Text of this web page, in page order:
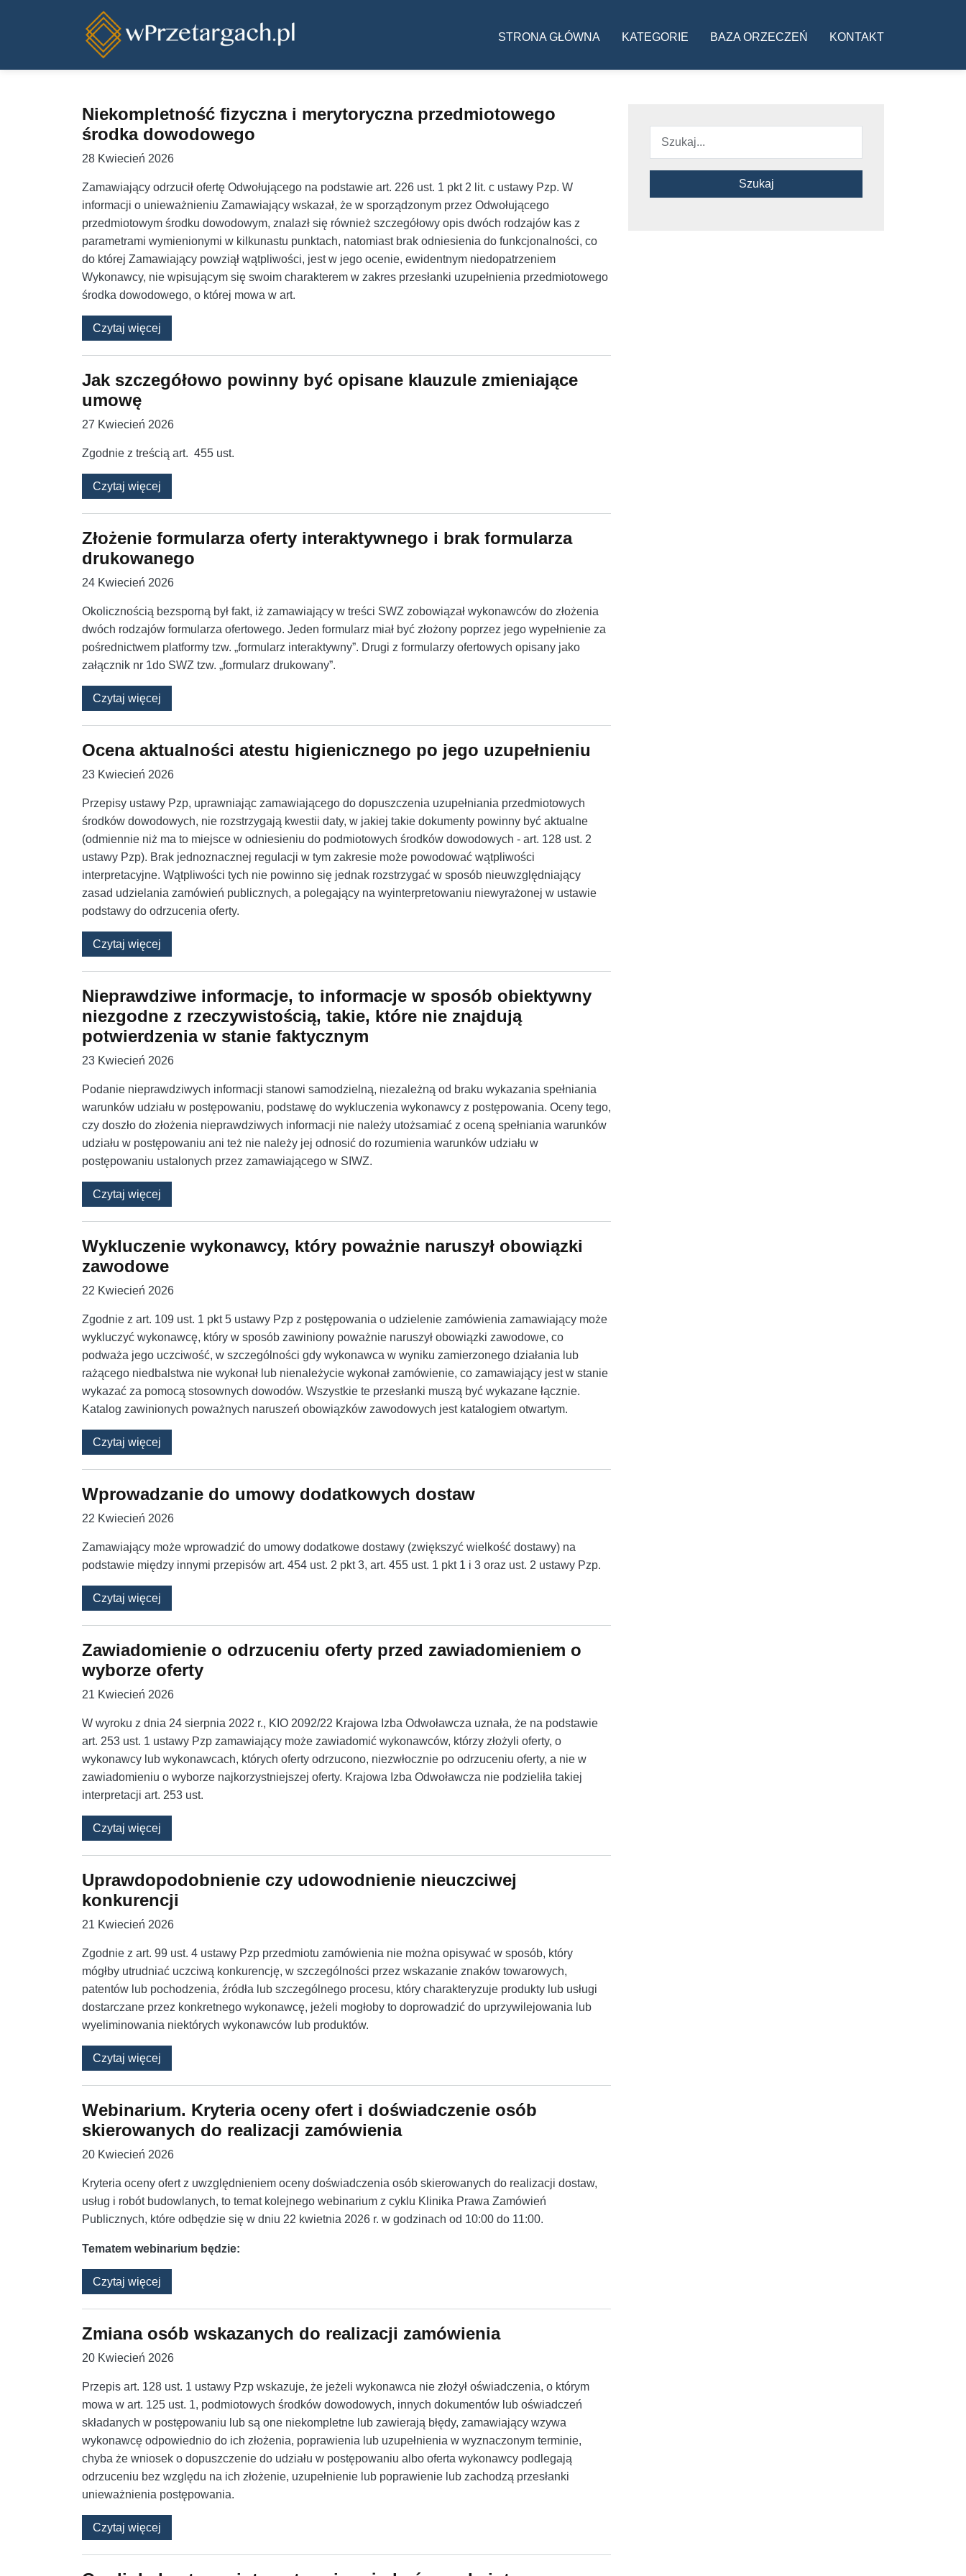
Główna nawigacja
STRONA GŁÓWNA KATEGORIE BAZA ORZECZEŃ KONTAKT
Niekompletność fizyczna i merytoryczna przedmiotowego
środka dowodowego
28 Kwiecień 2026
Zamawiający odrzucił ofertę Odwołującego na podstawie art. 226 ust. 1 pkt 2 lit. c ustawy Pzp. W
informacji o unieważnieniu Zamawiający wskazał, że w sporządzonym przez Odwołującego
przedmiotowym środku dowodowym, znalazł się również szczegółowy opis dwóch rodzajów kas z
parametrami wymienionymi w kilkunastu punktach, natomiast brak odniesienia do funkcjonalności, co
do której Zamawiający powziął wątpliwości, jest w jego ocenie, ewidentnym niedopatrzeniem
Wykonawcy, nie wpisującym się swoim charakterem w zakres przesłanki uzupełnienia przedmiotowego
środka dowodowego, o której mowa w art.
Czytaj więcej
Jak szczegółowo powinny być opisane klauzule zmieniające
umowę
27 Kwiecień 2026
Zgodnie z treścią art. 455 ust.
Czytaj więcej
Złożenie formularza oferty interaktywnego i brak formularza
drukowanego
24 Kwiecień 2026
Okolicznością bezsporną był fakt, iż zamawiający w treści SWZ zobowiązał wykonawców do złożenia
dwóch rodzajów formularza ofertowego. Jeden formularz miał być złożony poprzez jego wypełnienie za
pośrednictwem platformy tzw. „formularz interaktywny”. Drugi z formularzy ofertowych opisany jako
załącznik nr 1do SWZ tzw. „formularz drukowany”.
Czytaj więcej
Ocena aktualności atestu higienicznego po jego uzupełnieniu
23 Kwiecień 2026
Przepisy ustawy Pzp, uprawniając zamawiającego do dopuszczenia uzupełniania przedmiotowych
środków dowodowych, nie rozstrzygają kwestii daty, w jakiej takie dokumenty powinny być aktualne
(odmiennie niż ma to miejsce w odniesieniu do podmiotowych środków dowodowych - art. 128 ust. 2
ustawy Pzp). Brak jednoznacznej regulacji w tym zakresie może powodować wątpliwości
interpretacyjne. Wątpliwości tych nie powinno się jednak rozstrzygać w sposób nieuwzględniający
zasad udzielania zamówień publicznych, a polegający na wyinterpretowaniu niewyrażonej w ustawie
podstawy do odrzucenia oferty.
Czytaj więcej
Nieprawdziwe informacje, to informacje w sposób obiektywny
niezgodne z rzeczywistością, takie, które nie znajdują
potwierdzenia w stanie faktycznym
23 Kwiecień 2026
Podanie nieprawdziwych informacji stanowi samodzielną, niezależną od braku wykazania spełniania
warunków udziału w postępowaniu, podstawę do wykluczenia wykonawcy z postępowania. Oceny tego,
czy doszło do złożenia nieprawdziwych informacji nie należy utożsamiać z oceną spełniania warunków
udziału w postępowaniu ani też nie należy jej odnosić do rozumienia warunków udziału w
postępowaniu ustalonych przez zamawiającego w SIWZ.
Czytaj więcej
Wykluczenie wykonawcy, który poważnie naruszył obowiązki
zawodowe
22 Kwiecień 2026
Zgodnie z art. 109 ust. 1 pkt 5 ustawy Pzp z postępowania o udzielenie zamówienia zamawiający może
wykluczyć wykonawcę, który w sposób zawiniony poważnie naruszył obowiązki zawodowe, co
podważa jego uczciwość, w szczególności gdy wykonawca w wyniku zamierzonego działania lub
rażącego niedbalstwa nie wykonał lub nienależycie wykonał zamówienie, co zamawiający jest w stanie
wykazać za pomocą stosownych dowodów. Wszystkie te przesłanki muszą być wykazane łącznie.
Katalog zawinionych poważnych naruszeń obowiązków zawodowych jest katalogiem otwartym.
Czytaj więcej
Wprowadzanie do umowy dodatkowych dostaw
22 Kwiecień 2026
Zamawiający może wprowadzić do umowy dodatkowe dostawy (zwiększyć wielkość dostawy) na
podstawie między innymi przepisów art. 454 ust. 2 pkt 3, art. 455 ust. 1 pkt 1 i 3 oraz ust. 2 ustawy Pzp.
Czytaj więcej
Zawiadomienie o odrzuceniu oferty przed zawiadomieniem o
wyborze oferty
21 Kwiecień 2026
W wyroku z dnia 24 sierpnia 2022 r., KIO 2092/22 Krajowa Izba Odwoławcza uznała, że na podstawie
art. 253 ust. 1 ustawy Pzp zamawiający może zawiadomić wykonawców, którzy złożyli oferty, o
wykonawcy lub wykonawcach, których oferty odrzucono, niezwłocznie po odrzuceniu oferty, a nie w
zawiadomieniu o wyborze najkorzystniejszej oferty. Krajowa Izba Odwoławcza nie podzieliła takiej
interpretacji art. 253 ust.
Czytaj więcej
Uprawdopodobnienie czy udowodnienie nieuczciwej
konkurencji
21 Kwiecień 2026
Zgodnie z art. 99 ust. 4 ustawy Pzp przedmiotu zamówienia nie można opisywać w sposób, który
mógłby utrudniać uczciwą konkurencję, w szczególności przez wskazanie znaków towarowych,
patentów lub pochodzenia, źródła lub szczególnego procesu, który charakteryzuje produkty lub usługi
dostarczane przez konkretnego wykonawcę, jeżeli mogłoby to doprowadzić do uprzywilejowania lub
wyeliminowania niektórych wykonawców lub produktów.
Czytaj więcej
Webinarium. Kryteria oceny ofert i doświadczenie osób
skierowanych do realizacji zamówienia
20 Kwiecień 2026
Kryteria oceny ofert z uwzględnieniem oceny doświadczenia osób skierowanych do realizacji dostaw,
usług i robót budowlanych, to temat kolejnego webinarium z cyklu Klinika Prawa Zamówień
Publicznych, które odbędzie się w dniu 22 kwietnia 2026 r. w godzinach od 10:00 do 11:00.
Tematem webinarium będzie:
Czytaj więcej
Zmiana osób wskazanych do realizacji zamówienia
20 Kwiecień 2026
Przepis art. 128 ust. 1 ustawy Pzp wskazuje, że jeżeli wykonawca nie złożył oświadczenia, o którym
mowa w art. 125 ust. 1, podmiotowych środków dowodowych, innych dokumentów lub oświadczeń
składanych w postępowaniu lub są one niekompletne lub zawierają błędy, zamawiający wzywa
wykonawcę odpowiednio do ich złożenia, poprawienia lub uzupełnienia w wyznaczonym terminie,
chyba że wniosek o dopuszczenie do udziału w postępowaniu albo oferta wykonawcy podlegają
odrzuceniu bez względu na ich złożenie, uzupełnienie lub poprawienie lub zachodzą przesłanki
unieważnienia postępowania.
Czytaj więcej
Szukaj